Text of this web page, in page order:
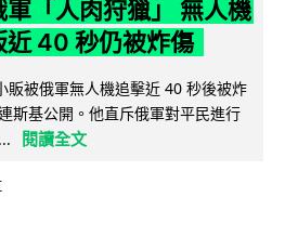
「人肉狩獵」 無人機
近 40 秒仍被炸傷
販被俄軍無人機追擊近 40 秒後被炸
斯基公開。他直斥俄軍對平民進行
閱讀全文